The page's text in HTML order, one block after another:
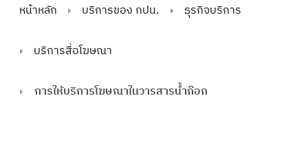
หน้าหลัก บริการของ กปน. ธุรกิจบริการ
บริการสื่อโฆษณา
การให้บริการโฆษณาในวารสารน้ำก๊อก